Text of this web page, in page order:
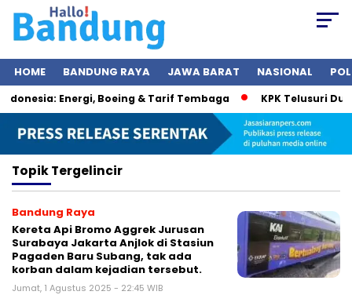
HOME BANDUNG RAYA JAWA BARAT NASIONAL
Energi, Boeing & Tarif Tembaga KPK Telusuri
TopikTergelincir
Bandung Raya
Kereta Api Bromo Aggrek Jurusan
Surabaya Jakarta Anjlok di Stasiun
Pagaden Baru Subang, tak ada
korban dalam kejadian tersebut.
Jumat, 1 Agustus 2025 - 22:45 WIB